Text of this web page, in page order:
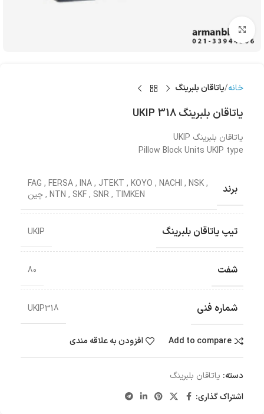
بزرگنمایی تصویر
خانه یاتاقان بلبرینگ
یاتاقان بلبرینگ UKIP 318
یاتاقان بلبرینگ UKIP
Pillow Block Units UKIP type
برند FAG , FERSA, INA, JTEKT , KOYO , NACHI , NSK,
NTN , SKF, SNR, TIMKEN
,چین
تیپ یاتاقان بلبرینگ UKIP
شفت 80
شماره فنی UKIP318
Add to compare افزودن به علاقه مندی
دسته: یاتاقان بلبرینگ
اشتراک گذاری: